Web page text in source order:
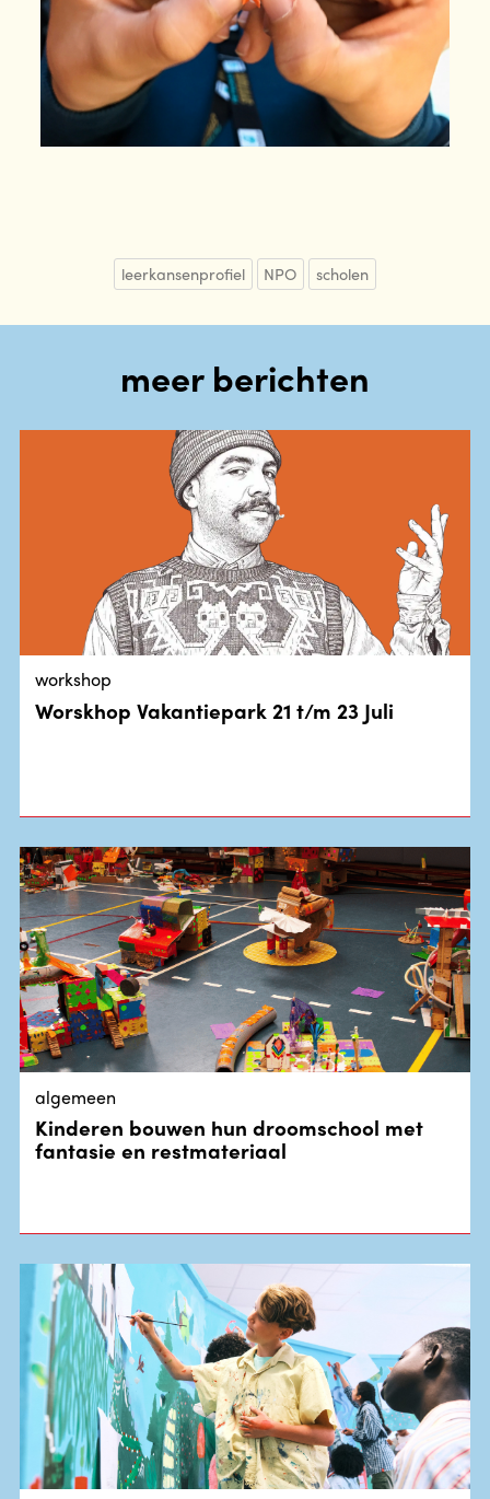
leerkansenprofiel NPO scholen
meer berichten
workshop
Worskhop Vakantiepark 21 t/m 23 Juli
algemeen
Kinderen bouwen hun droomschool met
fantasie en restmateriaal